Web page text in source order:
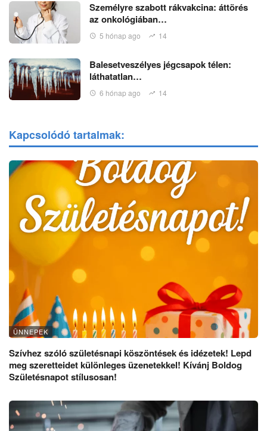
Személyre szabott rákvakcina: áttörés
az onkológiában…
5 hónap ago 14
Balesetveszélyes jégcsapok télen:
láthatatlan…
6 hónap ago 14
Kapcsolódó tartalmak:
ÜNNEPEK
Szívhez szóló születésnapi köszöntések és idézetek! Lepd
meg szeretteidet különleges üzenetekkel! Kívánj Boldog
Születésnapot stílusosan!